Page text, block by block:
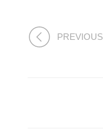
PREVIOUS